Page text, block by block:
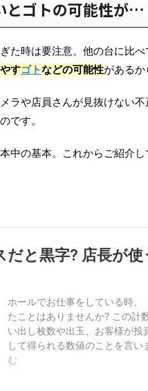
とゴトの可能性が…
た時は要注意。他の台に比
すゴトなどの可能性があるか
ラや店員さんが見抜けない
です。
中の基本。これからご紹介